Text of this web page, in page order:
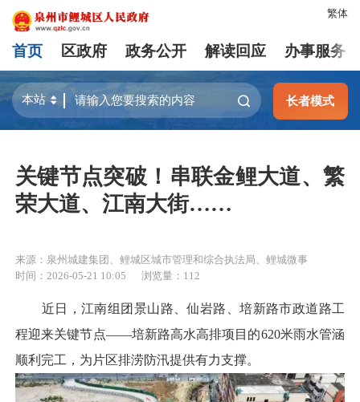
繁体
首页 区政府 政务公开 解读回应 办事服务
长者模式
关键节点突破！串联金鲤大道、繁
荣大道、江南大街……
来源：泉州城建集团、鲤城区城市管理和综合执法局、鲤城微事
时间：2026-05-21 10:05
浏览量： 112
近日，江南组团景山路、仙岩路、培新路市政道路工
程迎来关键节点——培新路高水高排项目的620米雨水管涵
顺利完工，为片区排涝防汛提供有力支撑。